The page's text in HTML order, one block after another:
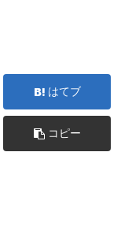
はてブ
コピー